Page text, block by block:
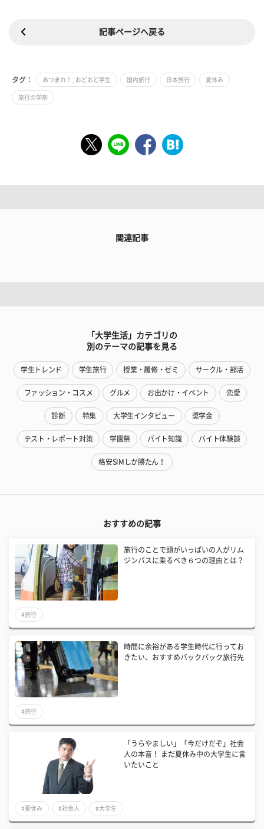
記事ページへ戻る
タグ： あつまれ！_おどおど学生 国内旅行 日本旅行 夏休み
旅行の学割
関連記事
「大学生活」カテゴリの
別のテーマの記事を見る
学生トレンド 学生旅行 授業・履修・ゼミ サークル・部活
ファッション・コスメ グルメ お出かけ・イベント 恋愛
診断 特集 大学生インタビュー 奨学金
テスト・レポート対策 学園祭 バイト知識 バイト体験談
格安SIMしか勝たん！
おすすめの記事
旅行のことで頭がいっぱいの人がリム
ジンバスに乗るべき６つの理由とは？
#旅行
時間に余裕がある学生時代に行ってお
きたい、おすすめバックパック旅行先
#旅行
「うらやましい」「今だけだぞ」社会
人の本音！ まだ夏休み中の大学生に言
いたいこと
#夏休み #社会人 #大学生